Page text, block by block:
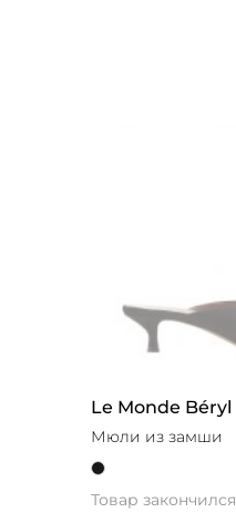
Le Monde Béryl
Мюли из замши
Товар закончился